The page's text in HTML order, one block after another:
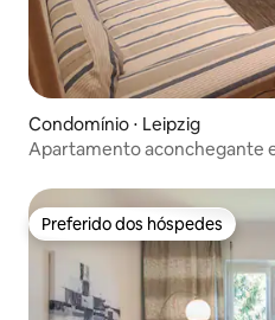
Condomínio ⋅ Leipzig
Preferido dos hóspedes
Preferido dos hóspedes